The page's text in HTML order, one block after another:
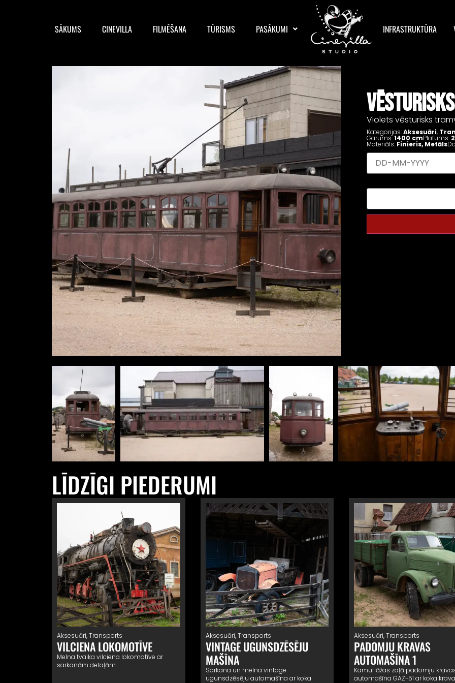
SĀKUMS CINEVILLA FILMĒŠANA TŪRISMS PASĀKUMI INFRASTRUKTŪRA
Violets vēsturisks
Kategorijas:Aksesuāri,
Garums:1400 cmPlatums:
Materiāls: Finieris, Metāls
LĪDZĪGI PIEDERUMI
Aksesuāri,Transports
VILCIENA LOKOMOTĪVE
Melna tvaika vilciena lokomotīve ar
sarkanām detaļām
Aksesuāri,Transports
VINTAGE UGUNSDZĒSĒJU
MAŠĪNA
Sarkana un melna vintage
ugunsdzēsēju automašīna ar koka
Aksesuāri,Transports
PADOMJU KRAVAS
AUTOMAŠĪNA 1
Kamuflāžas zaļā padomju
automašīna GAZ-51 ar koka